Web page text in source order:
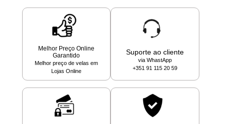
Melhor Preço Online
Garantido
Melhor preço de velas em
Lojas Online
Suporte ao cliente
via WhastApp
+351 91 115 20 59